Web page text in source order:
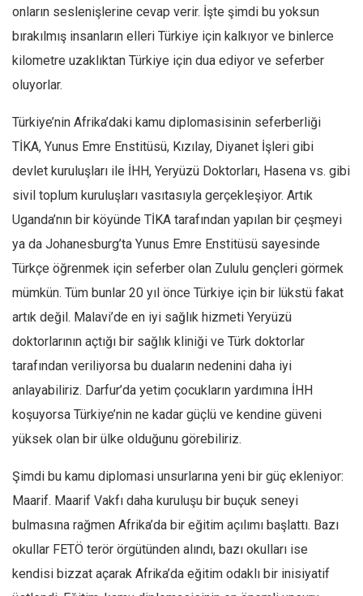
onların seslenişlerine cevap verir. İşte şimdi bu yoksun
bırakılmış insanların elleri Türkiye için kalkıyor ve binlerce
kilometre uzaklıktan Türkiye için dua ediyor ve seferber
oluyorlar.
Türkiye’nin Afrika’daki kamu diplomasisinin seferberliği
TİKA, Yunus Emre Enstitüsü, Kızılay, Diyanet İşleri gibi
devlet kuruluşları ile İHH, Yeryüzü Doktorları, Hasena vs. gibi
sivil toplum kuruluşları vasıtasıyla gerçekleşiyor. Artık
Uganda’nın bir köyünde TİKA tarafından yapılan bir çeşmeyi
ya da Johanesburg’ta Yunus Emre Enstitüsü sayesinde
Türkçe öğrenmek için seferber olan Zululu gençleri görmek
mümkün. Tüm bunlar 20 yıl önce Türkiye için bir lükstü fakat
artık değil. Malavi’de en iyi sağlık hizmeti Yeryüzü
doktorlarının açtığı bir sağlık kliniği ve Türk doktorlar
tarafından veriliyorsa bu duaların nedenini daha iyi
anlayabiliriz. Darfur’da yetim çocukların yardımına İHH
koşuyorsa Türkiye’nin ne kadar güçlü ve kendine güveni
yüksek olan bir ülke olduğunu görebiliriz.
Şimdi bu kamu diplomasi unsurlarına yeni bir güç ekleniyor:
Maarif. Maarif Vakfı daha kuruluşu bir buçuk seneyi
bulmasına rağmen Afrika’da bir eğitim açılımı başlattı. Bazı
okullar FETÖ terör örgütünden alındı, bazı okulları ise
kendisi bizzat açarak Afrika’da eğitim odaklı bir inisiyatif